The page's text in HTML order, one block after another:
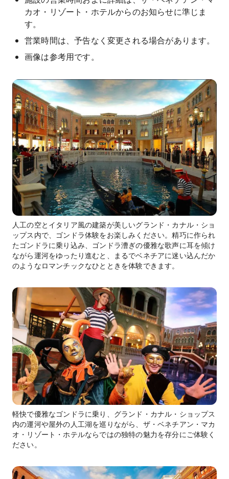
カオ・リゾート・ホテルからのお知らせに準じま
す。
営業時間は、予告なく変更される場合があります。
画像は参考用です。
人工の空とイタリア風の建築が美しいグランド・カナル・ショ
ップス内で、ゴンドラ体験をお楽しみください。精巧に作られ
たゴンドラに乗り込み、ゴンドラ漕ぎの優雅な歌声に耳を傾け
ながら運河をゆったり進むと、まるでベネチアに迷い込んだか
のようなロマンチックなひとときを体験できます。
軽快で優雅なゴンドラに乗り、グランド・カナル・ショップス
内の運河や屋外の人工湖を巡りながら、ザ・ベネチアン・マカ
オ・リゾート・ホテルならではの独特の魅力を存分にご体験く
ださい。